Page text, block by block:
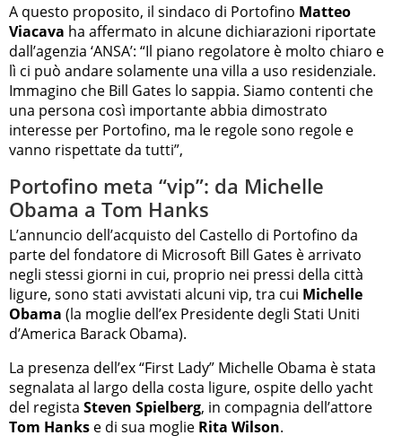
A questo proposito, il sindaco di Portofino Matteo
Viacava ha affermato in alcune dichiarazioni riportate
dall’agenzia ‘ANSA’: “Il piano regolatore è molto chiaro e
lì ci può andare solamente una villa a uso residenziale.
Immagino che Bill Gates lo sappia. Siamo contenti che
una persona così importante abbia dimostrato
interesse per Portofino, ma le regole sono regole e
vanno rispettate da tutti”,
Portofino meta “vip”: da Michelle
Obama a Tom Hanks
L’annuncio dell’acquisto del Castello di Portofino da
parte del fondatore di Microsoft Bill Gates è arrivato
negli stessi giorni in cui, proprio nei pressi della città
ligure, sono stati avvistati alcuni vip, tra cui Michelle
Obama (la moglie dell’ex Presidente degli Stati Uniti
d’America Barack Obama).
La presenza dell’ex “First Lady” Michelle Obama è stata
segnalata al largo della costa ligure, ospite dello yacht
del regista Steven Spielberg, in compagnia dell’attore
Tom Hanks e di sua moglie Rita Wilson.